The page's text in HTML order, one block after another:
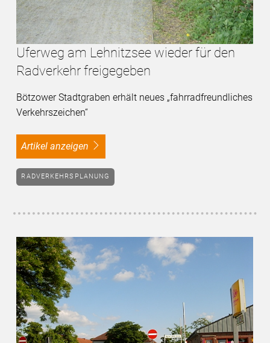
Uferweg am Lehnitzsee wieder für den
Radverkehr freigegeben
Bötzower Stadtgraben erhält neues „fahrradfreundliches
Verkehrszeichen“
Artikel anzeigen
RADVERKEHRSPLANUNG